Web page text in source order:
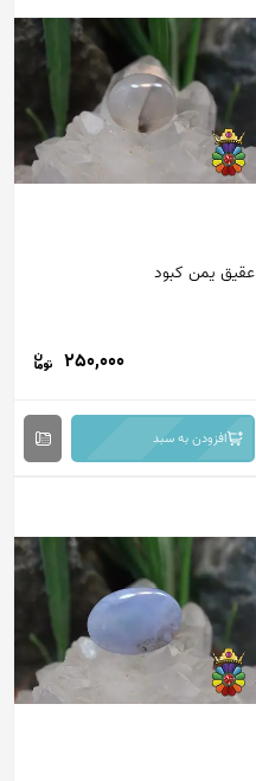
عقیق یمن کبود
250,000
افزودن به سبد